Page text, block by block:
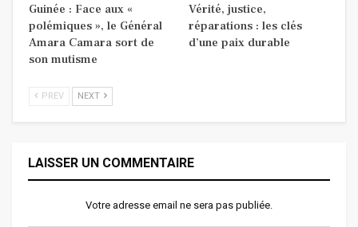
Guinée : Face aux «
polémiques », le Général
Amara Camara sort de
son mutisme
Vérité, justice,
réparations : les clés
d’une paix durable
PREV NEXT
LAISSER UN COMMENTAIRE
Votre adresse email ne sera pas publiée.